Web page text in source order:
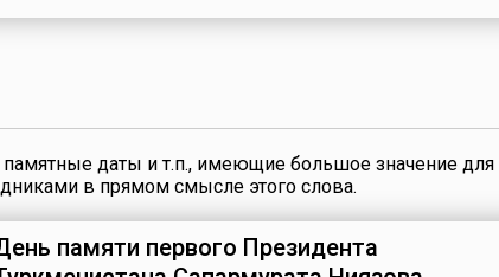
даты и т.п., имеющие большое значение для
в прямом смысле этого слова.
памяти первого Президента